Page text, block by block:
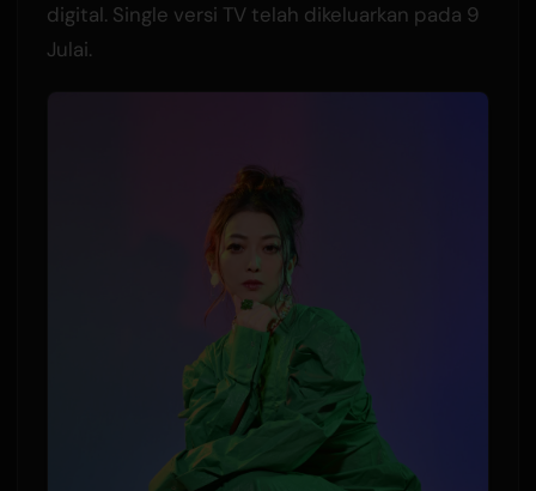
digital. Single versi TV telah dikeluarkan pada 9
Julai.